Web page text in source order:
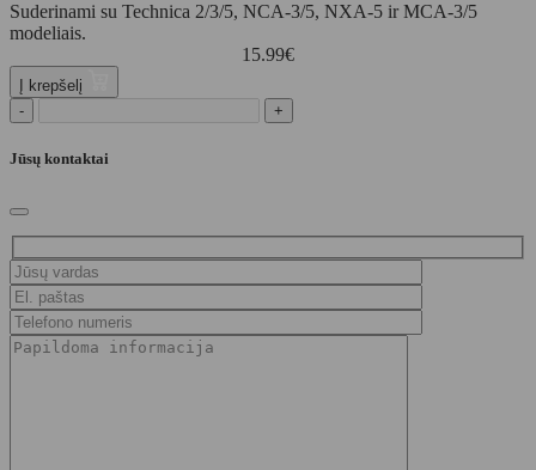
Suderinami su Technica 2/3/5, NCA-3/5, NXA-5 ir MCA-3/5
modeliais.
15.99€
Į krepšelį
-
+
Jūsų kontaktai